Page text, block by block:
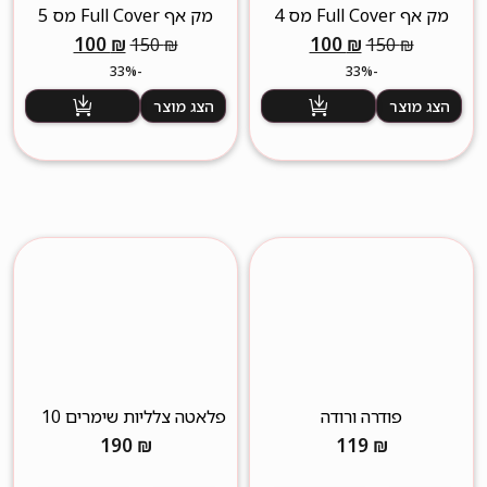
מק אף Full Cover מס 4
150₪
המחיר
המקורי
היה:
100 ₪
הוא:
-33%
הצג מוצר
מק אף Full Cover מס 5
150₪
המחיר
המקורי
היה:
100 ₪
הוא:
-33%
הצג מוצר
פודרה ורודה
119 ₪
פלאטה צלליות שימרים 10
190 ₪